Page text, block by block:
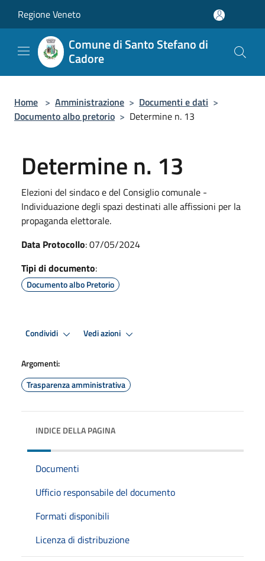
Regione Veneto
Comune di Santo Stefano di
Cadore
Home > Amministrazione > Documenti e dati >
Documento albo pretorio > Determine n. 13
Determine n. 13
Elezioni del sindaco e del Consiglio comunale -
Individuazione degli spazi destinati alle affissioni per la
propaganda elettorale.
Data Protocollo: 07/05/2024
Tipi di documento:
Documento albo Pretorio
Condividi Vedi azioni
Argomenti:
Trasparenza amministrativa
INDICE DELLA PAGINA
Documenti
Ufficio responsabile del documento
Formati disponibili
Licenza di distribuzione